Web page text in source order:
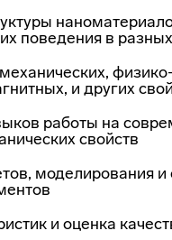
поведения в
и других
работы на
свойств
моделирования
и оценка